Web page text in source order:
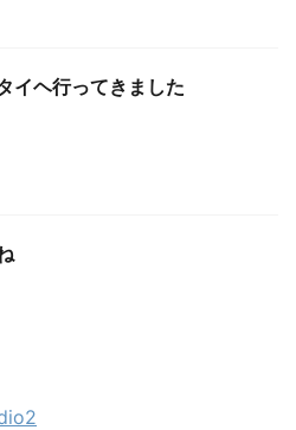
イヘ行ってきました